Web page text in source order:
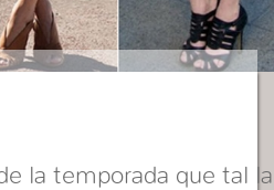
la temporada que tal